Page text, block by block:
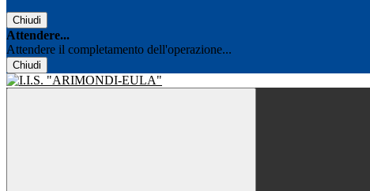
Chiudi
Attendere...
Attendere il completamento dell'operazione...
Chiudi